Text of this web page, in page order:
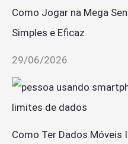
Como Jogar na Mega
Simples e Eficaz
29/06/2026
Como Ter Dados Móveis